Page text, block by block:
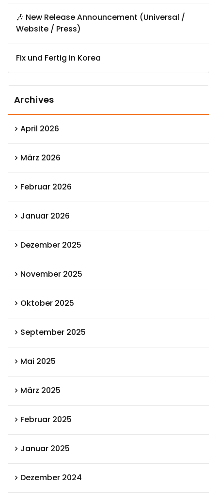
🎶 New Release Announcement (Universal /
Website / Press)
Fix und Fertig in Korea
Archives
April 2026
März 2026
Februar 2026
Januar 2026
Dezember 2025
November 2025
Oktober 2025
September 2025
Mai 2025
März 2025
Februar 2025
Januar 2025
Dezember 2024